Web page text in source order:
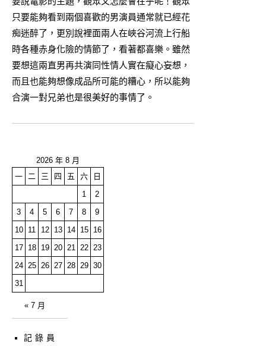
只要能夠看到兩個喜歡的男演員通常就已經花
痴迷醉了，更別說裡面兩人在峽谷河流上行船
時各種赤身化險的情節了，看著都喜樂。雖然
要想這兩直男再共演同性情人實在癡心妄想，
而且也能夠想像成品所可能的糟心，所以能夠
合演一對兄弟也是很美好的事情了。
2026 年 8 月
一 二 三 四 五 六
日
1
2
3
4 5 6 7 8
9
10
11 12 13 14 15
16
17
18 19 20 21 22 23
24 25 26 27 28 29 30
31
« 7 月
記錄員